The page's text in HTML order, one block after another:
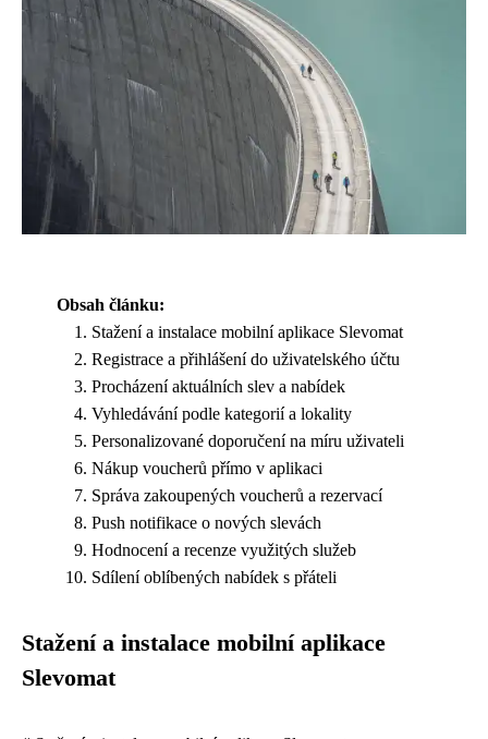
Obsah článku:
Stažení a instalace mobilní aplikace Slevomat
Registrace a přihlášení do uživatelského účtu
Procházení aktuálních slev a nabídek
Vyhledávání podle kategorií a lokality
Personalizované doporučení na míru uživateli
Nákup voucherů přímo v aplikaci
Správa zakoupených voucherů a rezervací
Push notifikace o nových slevách
Hodnocení a recenze využitých služeb
Sdílení oblíbených nabídek s přáteli
Stažení a instalace mobilní aplikace
Slevomat